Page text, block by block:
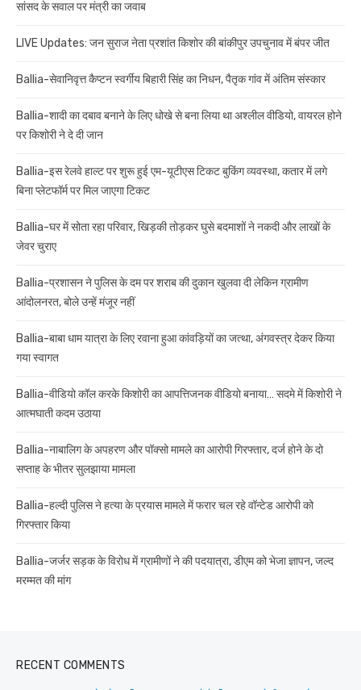
सांसद के सवाल पर मंत्री का जवाब
LIVE Updates: जन सुराज नेता प्रशांत किशोर की बांकीपुर उपचुनाव में बंपर जीत
Ballia-सेवानिवृत्त कैप्टन स्वर्गीय बिहारी सिंह का निधन, पैतृक गांव में अंतिम संस्कार
Ballia-शादी का दबाव बनाने के लिए धोखे से बना लिया था अश्लील वीडियो, वायरल होने
पर किशोरी ने दे दी जान
Ballia-इस रेलवे हाल्ट पर शुरू हुई एम-यूटीएस टिकट बुकिंग व्यवस्था, कतार में लगे
बिना प्लेटफॉर्म पर मिल जाएगा टिकट
Ballia-घर में सोता रहा परिवार, खिड़की तोड़कर घुसे बदमाशों ने नकदी और लाखों के
जेवर चुराए
Ballia-प्रशासन ने पुलिस के दम पर शराब की दुकान खुलवा दी लेकिन ग्रामीण
आंदोलनरत, बोले उन्हें मंजूर नहीं
Ballia-बाबा धाम यात्रा के लिए रवाना हुआ कांवड़ियों का जत्था, अंगवस्त्र देकर किया
गया स्वागत
Ballia-वीडियो कॉल करके किशोरी का आपत्तिजनक वीडियो बनाया… सदमे में किशोरी ने
आत्मघाती कदम उठाया
Ballia-नाबालिग के अपहरण और पॉक्सो मामले का आरोपी गिरफ्तार, दर्ज होने के दो
सप्ताह के भीतर सुलझाया मामला
Ballia-हल्दी पुलिस ने हत्या के प्रयास मामले में फरार चल रहे वॉन्टेड आरोपी को
गिरफ्तार किया
Ballia-जर्जर सड़क के विरोध में ग्रामीणों ने की पदयात्रा, डीएम को भेजा ज्ञापन, जल्द
मरम्मत की मांग
RECENT COMMENTS